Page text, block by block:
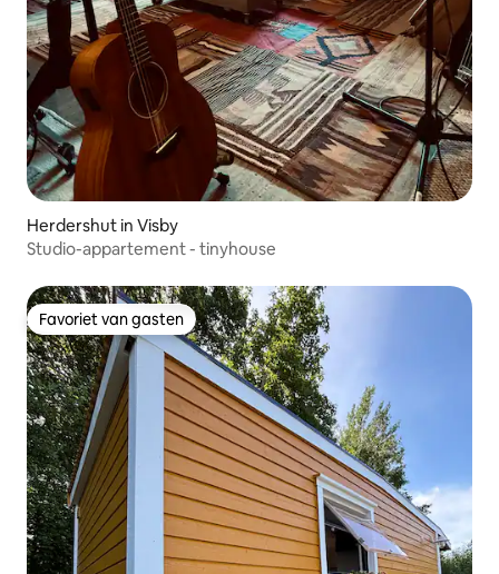
Herdershut in Visby
Studio-appartement - tinyhouse
Favoriet van gasten
Favoriet van gasten